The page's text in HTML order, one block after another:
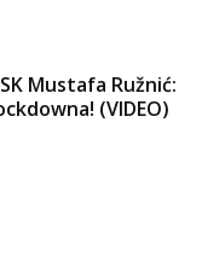
Mustafa Ružnić:
(VIDEO)